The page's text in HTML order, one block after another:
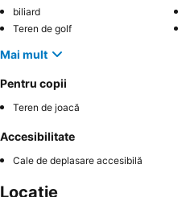
biliard
Teren de golf
Mai mult
Pentru copii
Teren de joacă
Accesibilitate
Cale de deplasare accesibilă
Locație